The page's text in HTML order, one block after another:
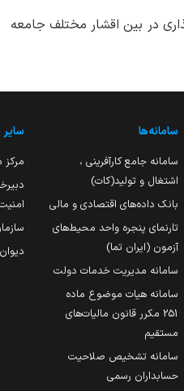
در بین اقشار مختلف جامعه
سامانه‌ها
سامانه جامع کارآفرینی ،
اشتغال و تولید(کات)
بانک داده‌های اقتصادی و مالی
تارنمای پنجره واحد محیط‌های
آزمون (ایران تما)
سامانه مدیریت خدمات دولت
سامانه هیات موضوع ماده
251 مکرر قانون مالیات‌های
مستقیم
سامانه تشخیص صلاحیت
حسابداران رسمی
سایر
مرکز